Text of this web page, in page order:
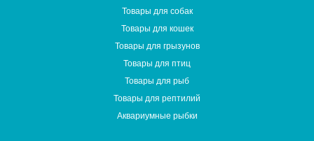
Товары для собак
Товары для кошек
Товары для грызунов
Товары для птиц
Товары для рыб
Товары для рептилий
Аквариумные рыбки